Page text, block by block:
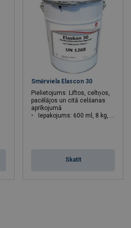
Smērviela Elascon 30
Pielietojums: Liftos, celtņos,
pacēlājos un citā celšanas
aprīkojumā
Iepakojums: 600 ml, 8 kg, 25 kg
Skatīt